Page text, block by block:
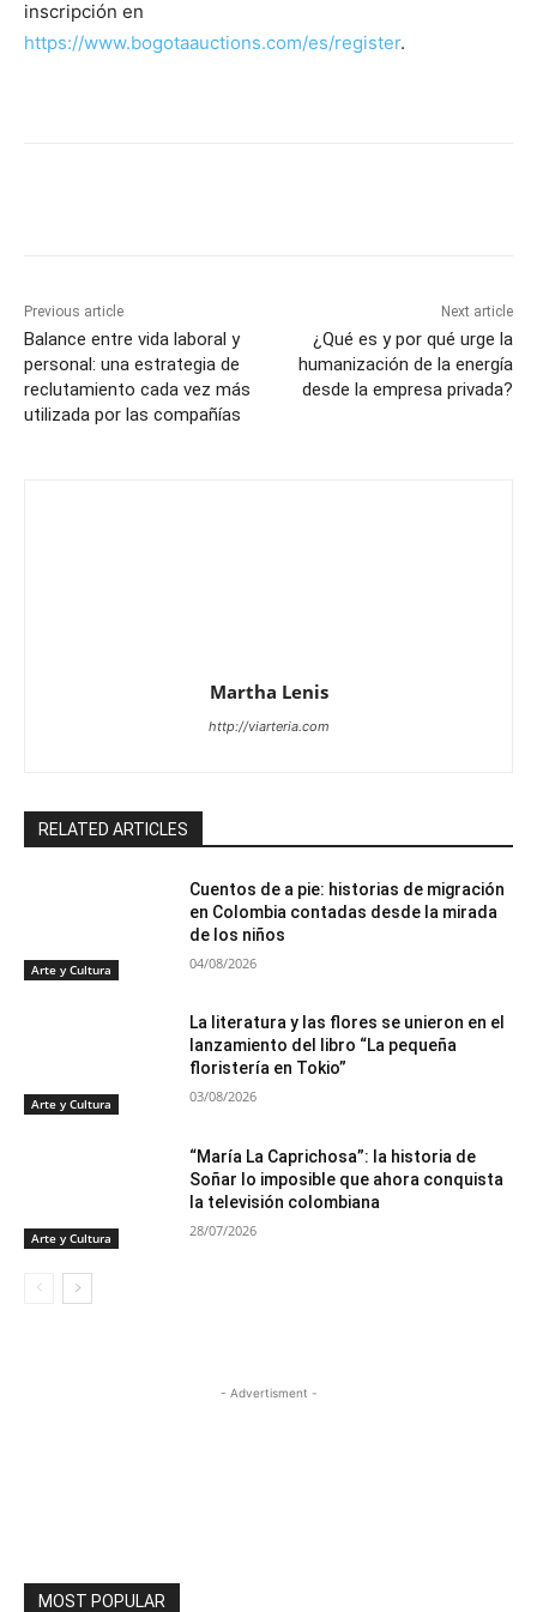
inscripción en
https://www.bogotaauctions.com/es/register.
Previous article
Balance entre vida laboral y
personal: una estrategia de
reclutamiento cada vez más
utilizada por las compañías
Next article
¿Qué es y por qué urge la
humanización de la energía
desde la empresa privada?
Martha Lenis
http://viarteria.com
RELATED ARTICLES
Arte y Cultura
Cuentos de a pie: historias de migración
en Colombia contadas desde la mirada
de los niños
04/08/2026
Arte y Cultura
La literatura y las flores se unieron en el
lanzamiento del libro “La pequeña
floristería en Tokio”
03/08/2026
Arte y Cultura
“María La Caprichosa”: la historia de
Soñar lo imposible que ahora conquista
la televisión colombiana
28/07/2026
- Advertisment -
MOST POPULAR